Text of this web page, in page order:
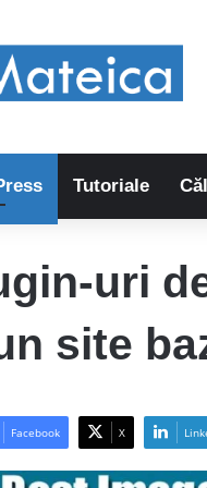
Tutoriale
uri
site
Facebook X